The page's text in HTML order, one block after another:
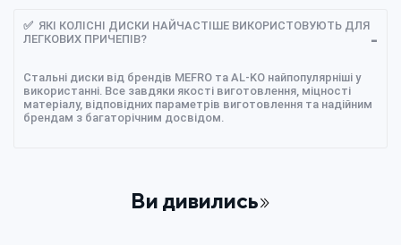
✅ ЯКІ КОЛІСНІ ДИСКИ НАЙЧАСТІШЕ ВИКОРИСТОВУЮТЬ ДЛЯ
ЛЕГКОВИХ ПРИЧЕПІВ?
Стальні диски від брендів MEFRO та AL-KO найпопулярніші у
використанні. Все завдяки якості виготовлення, міцності
матеріалу, відповідних параметрів виготовлення та надійним
брендам з багаторічним досвідом.
Ви дивились